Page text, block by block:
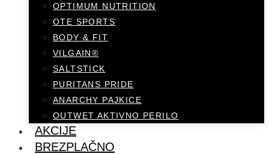
OPTIMUM NUTRITION
OTE SPORTS
BODY & FIT
VILGAIN®
SALTSTICK
PURITANS PRIDE
ANARCHY PAJKICE
OUTWET AKTIVNO PERILO
AKCIJE
BREZPLAČNO